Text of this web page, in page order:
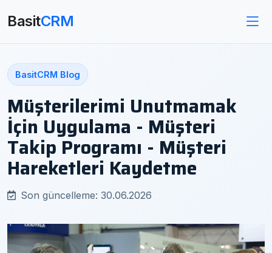
BasitCRM
BasitCRM Blog
Müşterilerimi Unutmamak
İçin Uygulama - Müşteri
Takip Programı - Müşteri
Hareketleri Kaydetme
Son güncelleme: 30.06.2026